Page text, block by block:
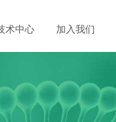
术中心 加入我们